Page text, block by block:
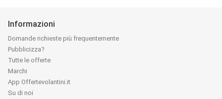
Informazioni
Domande richieste più frequentemente
Pubblicizza?
Tutte le offerte
Marchi
App Offertevolantini.it
Su di noi